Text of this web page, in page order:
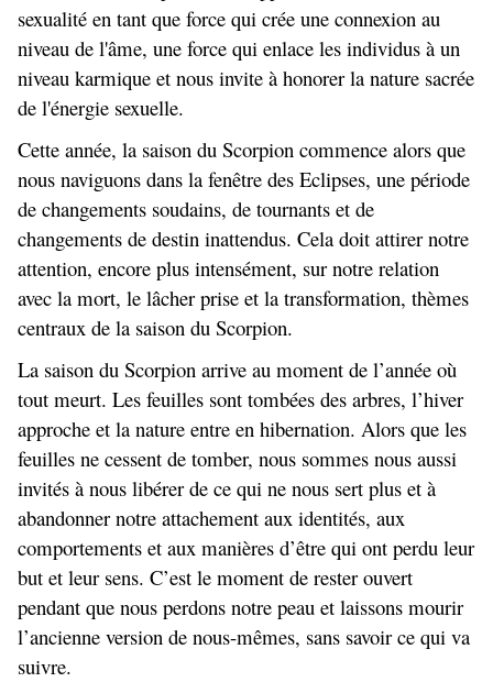
sexualité en tant que force qui crée une connexion au
niveau de l'âme, une force qui enlace les individus à un
niveau karmique et nous invite à honorer la nature sacrée
de l'énergie sexuelle.
Cette année, la saison du Scorpion commence alors que
nous naviguons dans la fenêtre des Eclipses, une période
de changements soudains, de tournants et de
changements de destin inattendus. Cela doit attirer notre
attention, encore plus intensément, sur notre relation
avec la mort, le lâcher prise et la transformation, thèmes
centraux de la saison du Scorpion.
La saison du Scorpion arrive au moment de l’année où
tout meurt. Les feuilles sont tombées des arbres, l’hiver
approche et la nature entre en hibernation. Alors que les
feuilles ne cessent de tomber, nous sommes nous aussi
invités à nous libérer de ce qui ne nous sert plus et à
abandonner notre attachement aux identités, aux
comportements et aux manières d’être qui ont perdu leur
but et leur sens. C’est le moment de rester ouvert
pendant que nous perdons notre peau et laissons mourir
l’ancienne version de nous-mêmes, sans savoir ce qui va
suivre.